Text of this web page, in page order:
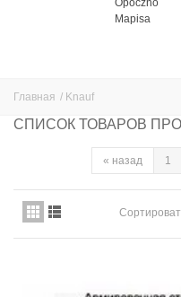
Opoczno
Mapisa
Главная / Knauf
СПИСОК ТОВАРОВ
« назад 1